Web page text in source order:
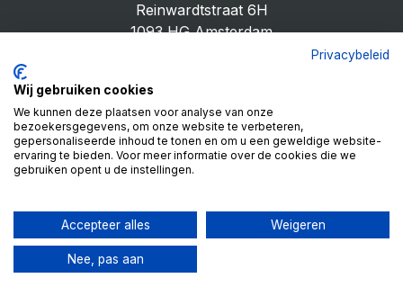
Cheap Bike Shop
4.9
Based on 99 reviews
Review ons op
Reinwardtstraat 6H
1093 HG Amsterdam
Privacybeleid
Wij gebruiken cookies
We kunnen deze plaatsen voor analyse van onze
bezoekersgegevens, om onze website te verbeteren,
gepersonaliseerde inhoud te tonen en om u een geweldige website-
ervaring te bieden. Voor meer informatie over de cookies die we
gebruiken opent u de instellingen.
Accepteer alles Weigeren
Nee, pas aan